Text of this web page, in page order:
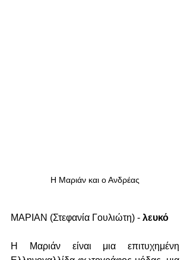
Η Μαριάν και ο Ανδρέας
ΜΑΡΙΑΝ (Στεφανία Γουλιώτη) - λευκό
Η Μαριάν είναι μια επιτυχημένη